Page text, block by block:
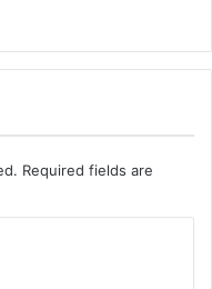
Required fields are